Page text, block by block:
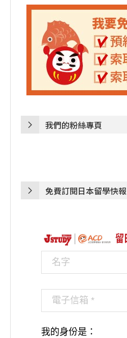
我們的粉絲專頁
免費訂閱日本留學快報
我的身份是：